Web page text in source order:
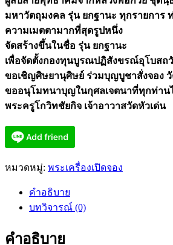
มหาวัตถุมงคล รุ่น ยกฐานะ ทุกรายการ
ความเมตตามากที่สุดรูปหนึ่ง
จัดสร้างขึ้นในชื่อ รุ่น ยกฐานะ
เพื่อจัดตั้งกองทุนบูรณปฏิสังขรณ์อุโบสถวั
ขอเชิญศิษยานุศิษย์ ร่วมบุญบูชาสั่งจอง
ขออนุโมทนาบุญในกุศลเจตนาที่ทุกท่าน
พระครูโกวิทชัยกิจ เจ้าอาวาสวัดหัวเด่น
หมวดหมู่: พระเครื่องเปิดจอง
คำอธิบาย
บทวิจารณ์ (0)
คำอธิบาย